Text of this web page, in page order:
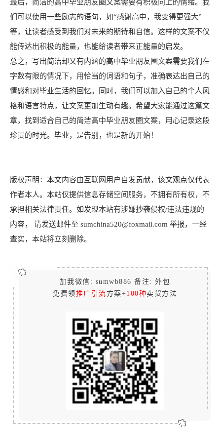
最后，简洁的高中毕业朋友圈文案需要有积极向上的情绪。我
们可以使用一些励志的语句，如“感谢高中，我变得更强大”
等，让读者感受到我们对未来的期待和自信。这样的文案不仅
能传达出积极的能量，也能给读者带来正能量的启发。
总之，写出简洁却又有内涵的高中毕业朋友圈文案需要我们在
字数有限的情况下，用恰当的词语和句子，准确表达出自己的
情感和对毕业生活的回忆。同时，我们可以加入自己的个人风
格和语言特点，让文案更加生动有趣。希望大家能通过这篇文
章，找到适合自己的简洁高中毕业朋友圈文案，用心记录这段
珍贵的时光。毕业，是告别，也是新的开始！
版权声明：本文内容由互联网用户自发贡献，该文观点仅代表
作者本人。本站仅提供信息存储空间服务，不拥有所有权，不
承担相关法律责任。如发现本站有涉嫌抄袭侵权/违法违规的
内容， 请发送邮件至 sumchina520@foxmail.com 举报，一经
查实，本站将立刻删除。
加我微信: sumwb886 备注: 外包
免费领 推广引流 方案+100种卖货方法